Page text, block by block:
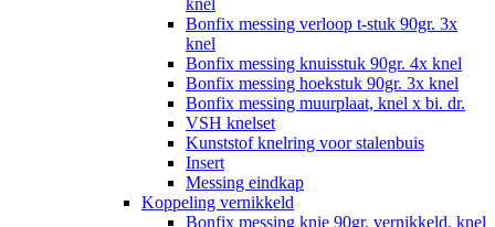
knel
Bonfix messing verloop t-stuk 90gr. 3x
knel
Bonfix messing knuisstuk 90gr. 4x knel
Bonfix messing hoekstuk 90gr. 3x knel
Bonfix messing muurplaat, knel x bi. dr.
VSH knelset
Kunststof knelring voor stalenbuis
Insert
Messing eindkap
Koppeling vernikkeld
Bonfix messing knie 90gr. vernikkeld, knel